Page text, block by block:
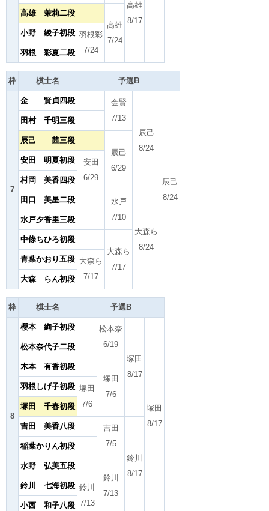
高雄
8/17
高雄 茉莉二段
高雄
7/24
小野 綾子初段 羽根彩
7/24
羽根 彩夏二段
枠 棋士名 予選B
7
金 賢貞四段
金賢
7/13
辰己
8/24
辰己
8/24
田村 千明三段
辰己 茜三段
辰己
6/29
安田 明夏初段
安田
6/29
村岡 美香四段
田口 美星二段
水戸
7/10
大森ら
8/24
水戸夕香里三段
中條ちひろ初段
大森ら
7/17
青葉かおり五段 大森ら
7/17
大森 らん初段
枠 棋士名 予選B
8
櫻本 絢子初段
松本奈
6/19
塚田
8/17
塚田
8/17
松本奈代子二段
木本 有香初段
塚田
7/6
羽根しげ子初段 塚田
7/6
塚田 千春初段
吉田 美香八段
吉田
7/5
鈴川
8/17
稲葉かりん初段
水野 弘美五段
鈴川
7/13
鈴川 七海初段 鈴川
7/13
小西 和子八段